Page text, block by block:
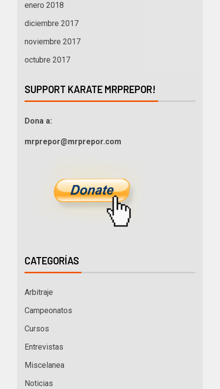
enero 2018
diciembre 2017
noviembre 2017
octubre 2017
SUPPORT KARATE MRPREPOR!
Dona a:
mrprepor@mrprepor.com
CATEGORÍAS
Arbitraje
Campeonatos
Cursos
Entrevistas
Miscelanea
Noticias